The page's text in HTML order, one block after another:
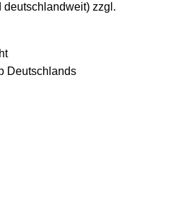
deutschlandweit) zzgl.